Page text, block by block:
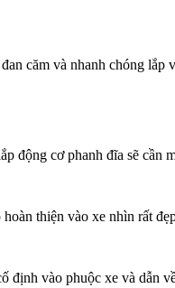
căm và nhanh chóng lắp
động cơ phanh đĩa sẽ cần
thiện vào xe nhìn rất
định vào phuộc xe và dẫn